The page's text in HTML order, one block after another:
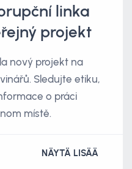
linka
projekt
nový projekt na
Sledujte etiku,
o práci
místě.
NÄYTÄ LISÄÄ